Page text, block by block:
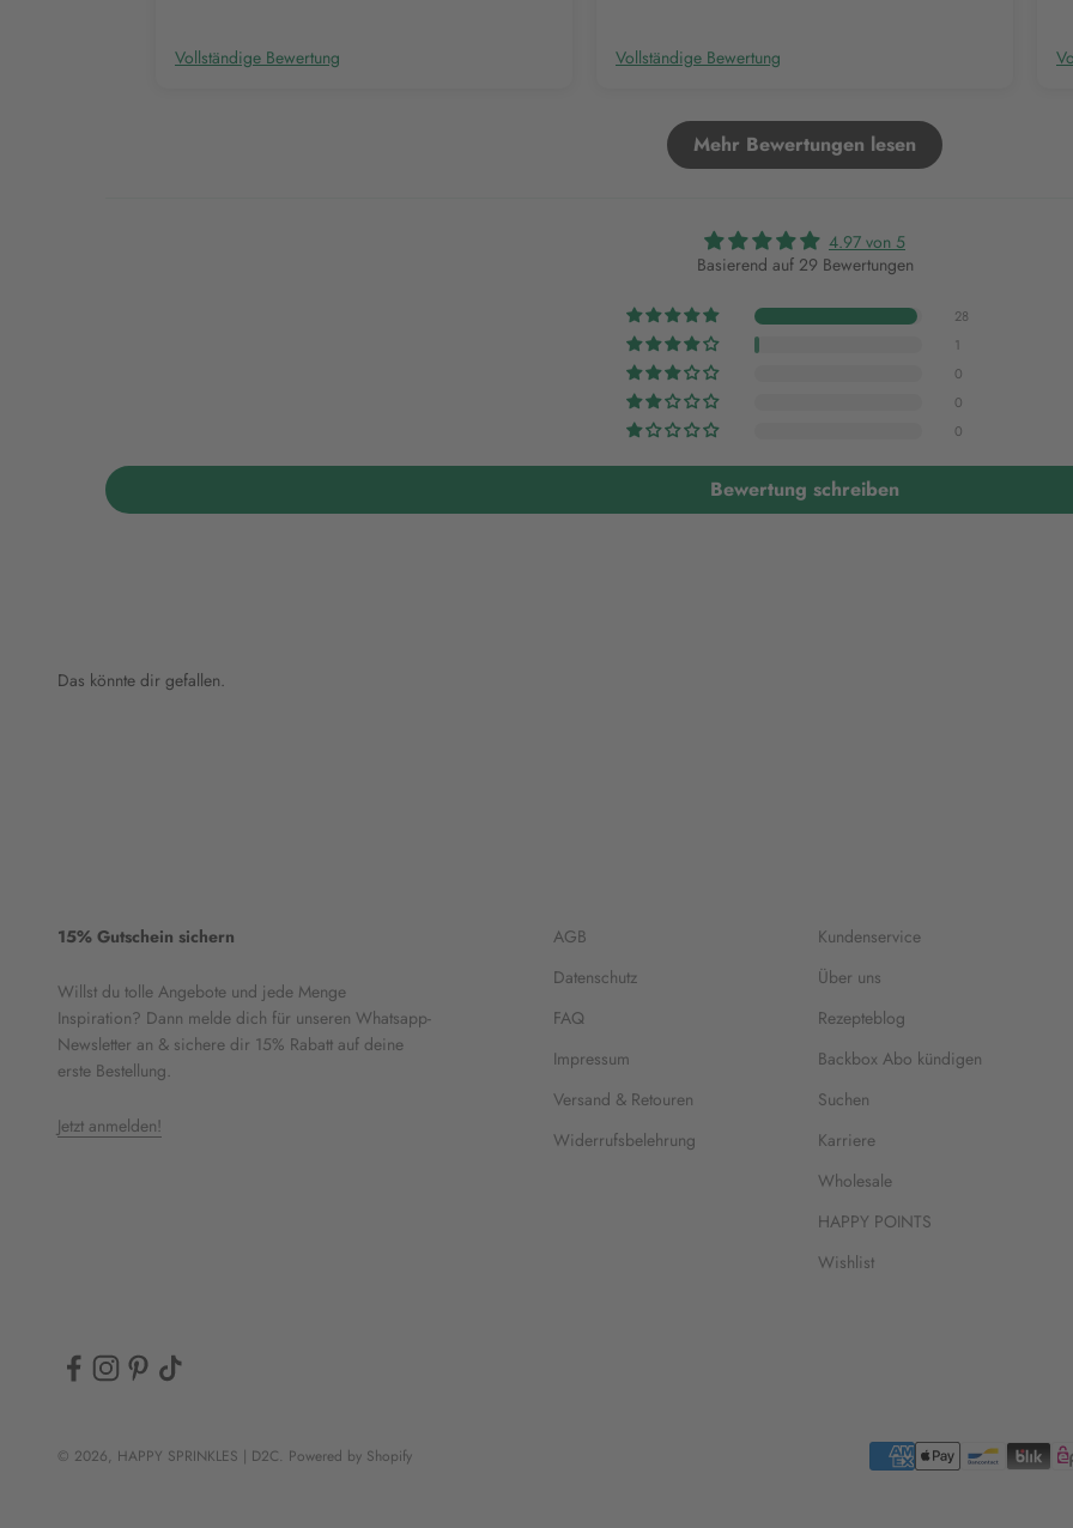
Vollständige Bewertung Vollständige Bewertung
Mehr Bewertungen lesen
4.97 von 5
Basierend auf 29 Bewertungen
28
1
0
0
0
Bewertung schreiben
Das könnte dir gefallen.
15% Gutschein sichern
Willst du tolle Angebote und jede Menge
Inspiration? Dann melde dich für unseren Whatsapp-
Newsletter an & sichere dir 15% Rabatt auf deine
erste Bestellung.
Jetzt anmelden!
AGB
Datenschutz
FAQ
Impressum
Versand & Retouren
Widerrufsbelehrung
Kundenservice
Über uns
Rezepteblog
Backbox Abo kündigen
Suchen
Karriere
Wholesale
HAPPY POINTS
Wishlist
© 2026, HAPPY SPRINKLES | D2C. Powered by Shopify